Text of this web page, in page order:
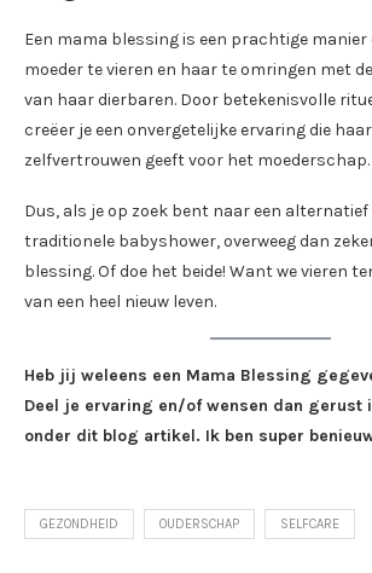
Een mama blessing is een prachtige
moeder te vieren en haar te omringen met
van haar dierbaren. Door betekenisvolle
creëer je een onvergetelijke ervaring die
zelfvertrouwen geeft voor het moederschap.
Dus, als je op zoek bent naar een alternatief
traditionele babyshower, overweeg dan
blessing. Of doe het beide! Want we vieren
van een heel nieuw leven.
Heb jij weleens een Mama Blessing
Deel je ervaring en/of wensen dan gerust
onder dit blog artikel. Ik ben super
GEZONDHEID OUDERSCHAP SELFCARE